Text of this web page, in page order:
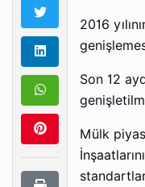
2016
Son 12
Mülk